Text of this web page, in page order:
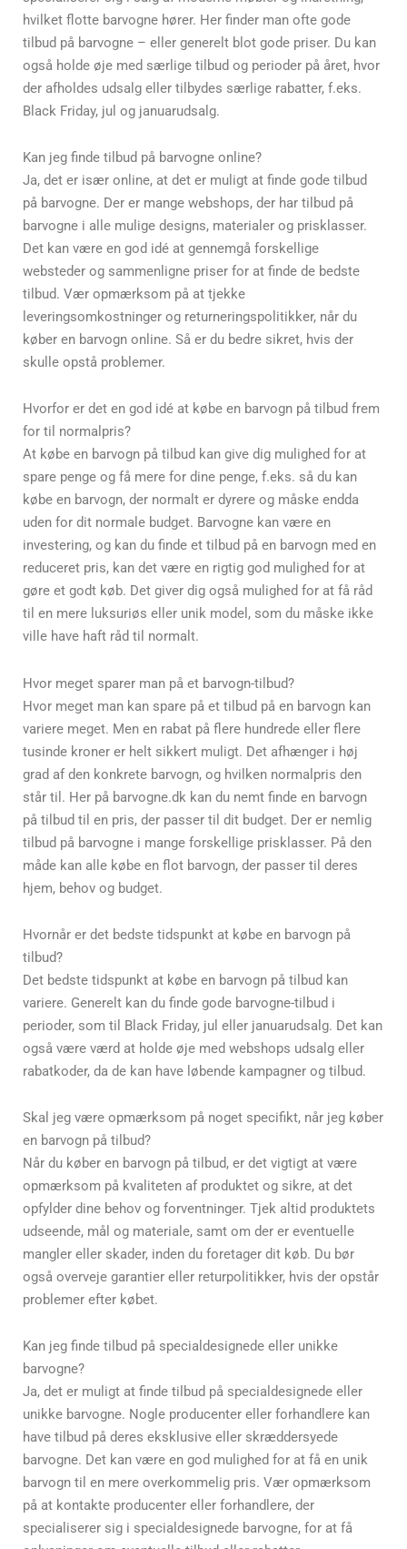
hvilket flotte barvogne hører. Her finder man ofte gode
tilbud på barvogne – eller generelt blot gode priser. Du kan
også holde øje med særlige tilbud og perioder på året, hvor
der afholdes udsalg eller tilbydes særlige rabatter, f.eks.
Black Friday, jul og januarudsalg.
Kan jeg finde tilbud på barvogne online?
Ja, det er især online, at det er muligt at finde gode tilbud
på barvogne. Der er mange webshops, der har tilbud på
barvogne i alle mulige designs, materialer og prisklasser.
Det kan være en god idé at gennemgå forskellige
websteder og sammenligne priser for at finde de bedste
tilbud. Vær opmærksom på at tjekke
leveringsomkostninger og returneringspolitikker, når du
køber en barvogn online. Så er du bedre sikret, hvis der
skulle opstå problemer.
Hvorfor er det en god idé at købe en barvogn på tilbud frem
for til normalpris?
At købe en barvogn på tilbud kan give dig mulighed for at
spare penge og få mere for dine penge, f.eks. så du kan
købe en barvogn, der normalt er dyrere og måske endda
uden for dit normale budget. Barvogne kan være en
investering, og kan du finde et tilbud på en barvogn med en
reduceret pris, kan det være en rigtig god mulighed for at
gøre et godt køb. Det giver dig også mulighed for at få råd
til en mere luksuriøs eller unik model, som du måske ikke
ville have haft råd til normalt.
Hvor meget sparer man på et barvogn-tilbud?
Hvor meget man kan spare på et tilbud på en barvogn kan
variere meget. Men en rabat på flere hundrede eller flere
tusinde kroner er helt sikkert muligt. Det afhænger i høj
grad af den konkrete barvogn, og hvilken normalpris den
står til. Her på barvogne.dk kan du nemt finde en barvogn
på tilbud til en pris, der passer til dit budget. Der er nemlig
tilbud på barvogne i mange forskellige prisklasser. På den
måde kan alle købe en flot barvogn, der passer til deres
hjem, behov og budget.
Hvornår er det bedste tidspunkt at købe en barvogn på
tilbud?
Det bedste tidspunkt at købe en barvogn på tilbud kan
variere. Generelt kan du finde gode barvogne-tilbud i
perioder, som til Black Friday, jul eller januarudsalg. Det kan
også være værd at holde øje med webshops udsalg eller
rabatkoder, da de kan have løbende kampagner og tilbud.
Skal jeg være opmærksom på noget specifikt, når jeg køber
en barvogn på tilbud?
Når du køber en barvogn på tilbud, er det vigtigt at være
opmærksom på kvaliteten af produktet og sikre, at det
opfylder dine behov og forventninger. Tjek altid produktets
udseende, mål og materiale, samt om der er eventuelle
mangler eller skader, inden du foretager dit køb. Du bør
også overveje garantier eller returpolitikker, hvis der opstår
problemer efter købet.
Kan jeg finde tilbud på specialdesignede eller unikke
barvogne?
Ja, det er muligt at finde tilbud på specialdesignede eller
unikke barvogne. Nogle producenter eller forhandlere kan
have tilbud på deres eksklusive eller skræddersyede
barvogne. Det kan være en god mulighed for at få en unik
barvogn til en mere overkommelig pris. Vær opmærksom
på at kontakte producenter eller forhandlere, der
specialiserer sig i specialdesignede barvogne, for at få